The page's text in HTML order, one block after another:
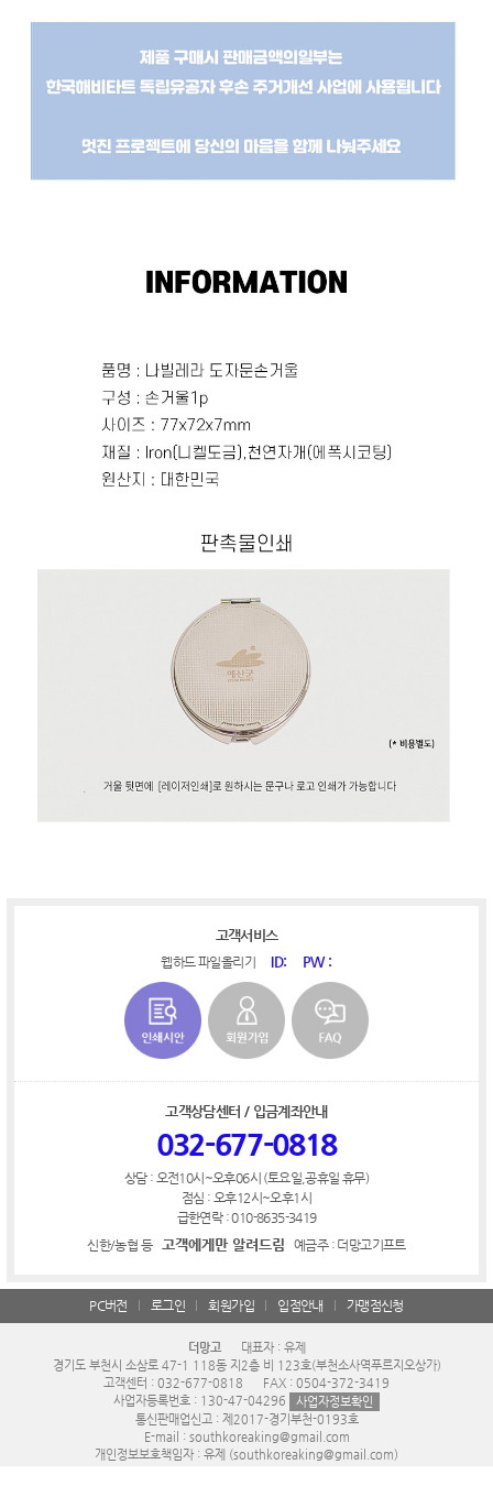
고객서비스
웹하드 파일올리기 ID: PW :
고객상담센터 / 입금계좌안내
032-677-0818
상담 : 오전10시~오후06시 (토요일,공휴일 휴무)
점심 : 오후12시~오후1시
급한연락 : 010-8635-3419
신한/농협 등
고객에게만 알려드림 예금주 : 더망고기프트
PC버전 로그인 회원가입 입점안내 가맹점신청
더망고
대표자 : 유제
경기도 부천시 소삼로 47-1 118동 지2층 비 123호(부천소사역푸르지오상가)
고객센터 : 032-677-0818
FAX : 0504-372-3419
사업자등록번호 : 130-47-04296
사업자정보확인
통신판매업신고 : 제2017-경기부천-0193호
E-mail : southkoreaking@gmail.com
개인정보보호책임자 : 유제 (southkoreaking@gmail.com)